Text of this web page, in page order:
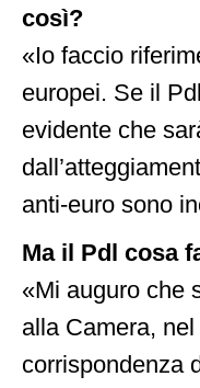
così?
«Io faccio
europei. Se il
evidente che
anti-euro sono
Ma il Pdl cosa
«Mi auguro che
alla Camera,
corrispondenza